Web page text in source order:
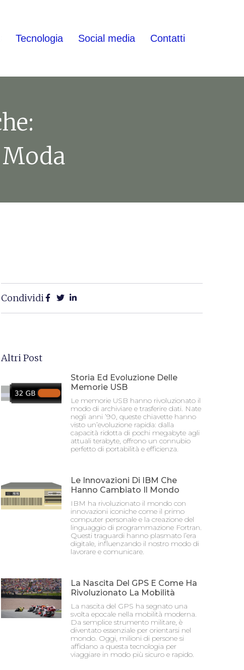
Tecnologia Social media Contatti
Condividi
Altri Post
Storia Ed Evoluzione Delle
Memorie USB
Le memorie USB hanno rivoluzionato il
modo di archiviare e trasferire dati. Nate
negli anni ’90, queste chiavette hanno
visto un’evoluzione rapida: dalla
capacità ridotta di pochi megabyte agli
attuali terabyte, offrono un connubio
perfetto di portabilità e efficienza.
Le Innovazioni Di IBM Che
Hanno Cambiato Il Mondo
IBM ha rivoluzionato il mondo con
innovazioni iconiche come il primo
computer personale e la creazione del
linguaggio di programmazione Fortran.
Questi traguardi hanno plasmato l’era
digitale, influenzando il nostro modo di
lavorare e comunicare.
La Nascita Del GPS E Come Ha
Rivoluzionato La Mobilità
La nascita del GPS ha segnato una
svolta epocale nella mobilità moderna.
Da semplice strumento militare, è
diventato essenziale per orientarsi nel
mondo. Oggi, milioni di persone si
affidano a questa tecnologia per
viaggiare in modo più sicuro e rapido.